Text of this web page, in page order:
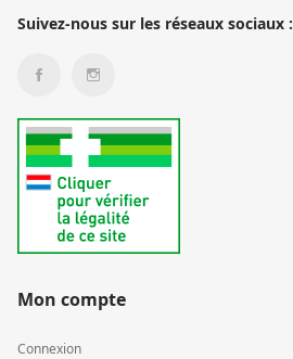
Suivez-nous sur les réseaux sociaux :
Mon compte
Connexion